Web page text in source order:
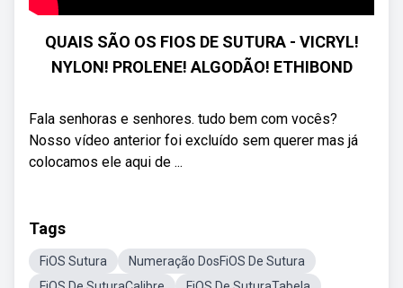
QUAIS SÃO OS FIOS DE SUTURA - VICRYL!
NYLON! PROLENE! ALGODÃO! ETHIBOND
Fala senhoras e senhores. tudo bem com vocês?
Nosso vídeo anterior foi excluído sem querer mas já
colocamos ele aqui de ...
Tags
FiOS Sutura
Numeração DosFiOS De Sutura